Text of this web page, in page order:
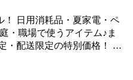
！ 日用消耗品・夏家電・ペ
・職場で使うアイテム♪ま